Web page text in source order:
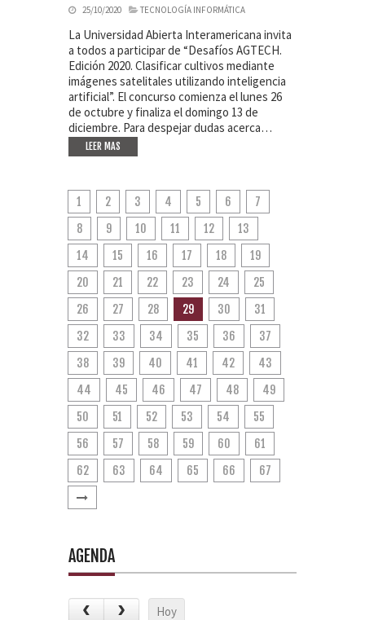
25/10/2020 TECNOLOGÍA INFORMÁTICA
La Universidad Abierta Interamericana invita
a todos a participar de “Desafíos AGTECH.
Edición 2020. Clasificar cultivos mediante
imágenes satelitales utilizando inteligencia
artificial”. El concurso comienza el lunes 26
de octubre y finaliza el domingo 13 de
diciembre. Para despejar dudas acerca…
LEER MAS
1 2 3 4 5 6
7
8
9 10 11 12
13
14
15 16 17 18
19
20
21 22 23 24
25
26
27 28 29 30
31
32
33 34 35 36
37
38
39 40 41 42
43
44
45 46 47 48
49
50
51 52 53 54
55
56
57 58 59 60
61
62
63 64 65 66 67
AGENDA
Hoy